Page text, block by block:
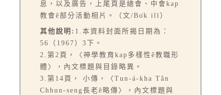
息，以及廣告，上尾頁是總會、中會kap
教會ê部分活動相片。（文/Bo̍k ilī）
其他說明: 1.本資料封面所揭日期為：
56（1967）3下。
2.第2頁，〈神學教育kap多樣性ê教職形
體〉，內文標題與目錄略異。
3.第14頁， 小傳，〈Tun-á-kha Tân
Chhun-seng長老ê略傳〉，內文標題與